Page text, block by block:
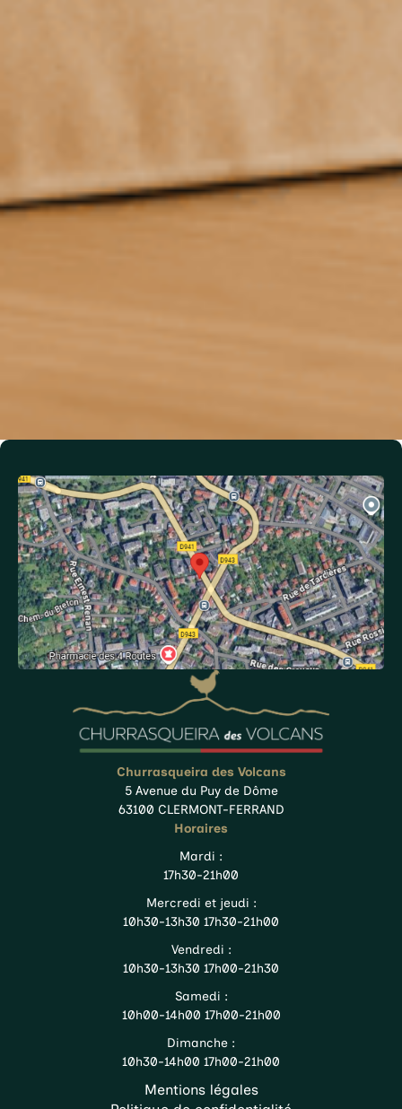
Churrasqueira des Volcans
5 Avenue du Puy de Dôme
63100 CLERMONT-FERRAND
Horaires
Mardi :
17h30-21h00
Mercredi et jeudi :
10h30-13h30 17h30-21h00
Vendredi :
10h30-13h30 17h00-21h30
Samedi :
10h00-14h00 17h00-21h00
Dimanche :
10h30-14h00 17h00-21h00
Mentions légales